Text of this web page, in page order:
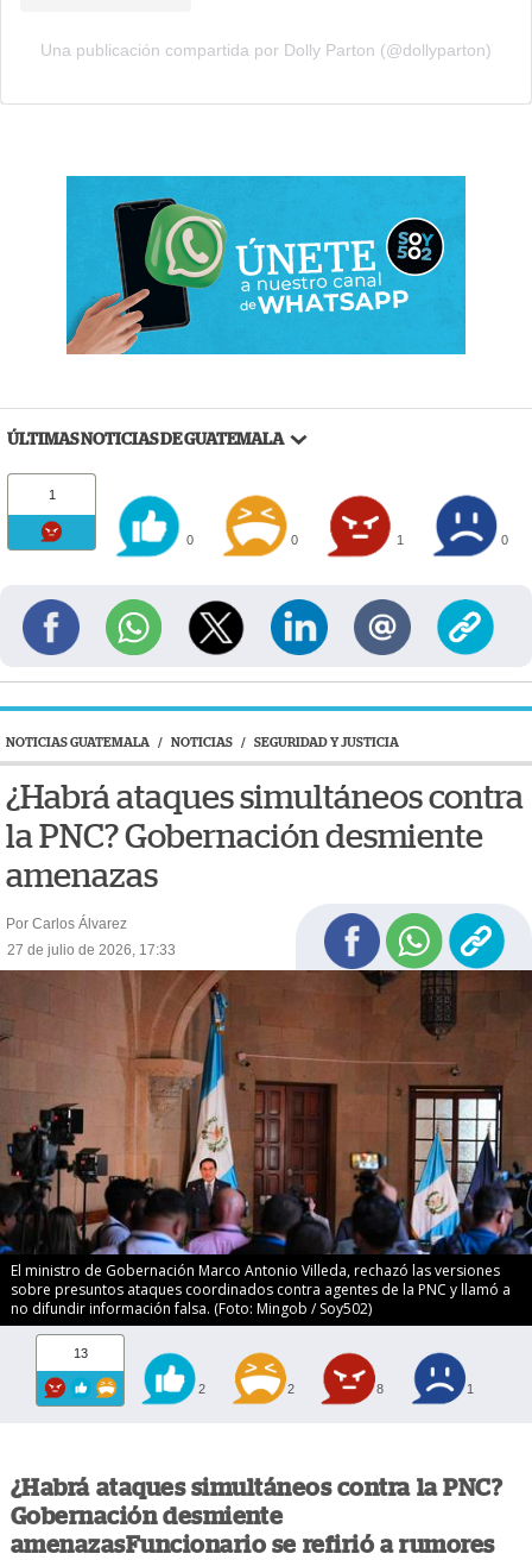
Una publicación compartida por Dolly Parton (@dollyparton)
ÚLTIMAS NOTICIAS DE GUATEMALA
1
0 0 1 0
NOTICIAS GUATEMALA / NOTICIAS / SEGURIDAD Y JUSTICIA
¿Habrá ataques simultáneos contra
la PNC? Gobernación desmiente
amenazas
Por Carlos Álvarez
27 de julio de 2026, 17:33
El ministro de Gobernación Marco Antonio Villeda, rechazó las versiones
sobre presuntos ataques coordinados contra agentes de la PNC y llamó a
no difundir información falsa. (Foto: Mingob / Soy502)
13
2 2 8 1
¿Habrá ataques simultáneos contra la PNC?
Gobernación desmiente
amenazasFuncionario se refirió a rumores